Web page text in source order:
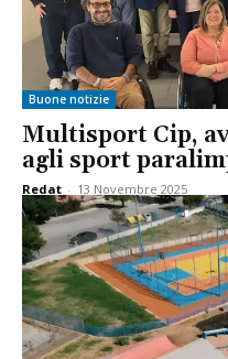
Buone notizie
Multisport Cip,
agli sport
Redat - 13 Novembre 2025